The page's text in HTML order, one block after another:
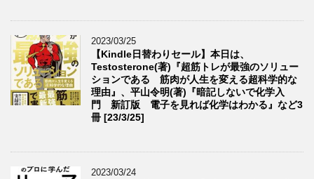
2023/03/25
【Kindle日替わりセール】本日は、
Testosterone(著)『超筋トレが最強のソリュー
ションである 筋肉が人生を変える超科学的な
理由』、平山令明(著)『暗記しないで化学入
門 新訂版 電子を見れば化学はわかる』など3
冊 [23/3/25]
2023/03/24